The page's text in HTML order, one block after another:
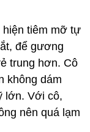
hiện tiêm mỡ tự
để gương
trung hơn. Cô
không dám
lớn. Với cô,
nên quá lạm